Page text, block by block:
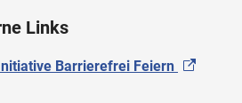
Links
Barrierefrei Feiern